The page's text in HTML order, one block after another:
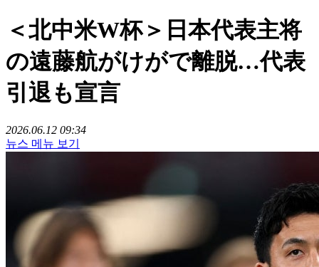
＜北中米W杯＞日本代表主将
の遠藤航がけがで離脱…代表
引退も宣言
2026.06.12 09:34
뉴스 메뉴 보기